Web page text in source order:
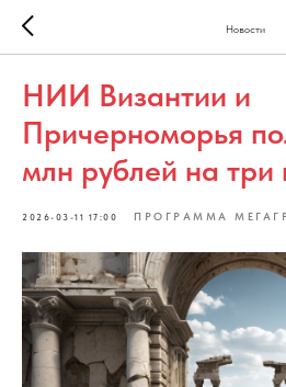
Новости
НИИ Византии и
Причерноморья
млн рублей на три
2026-03-11 17:00 ПРОГРАММА